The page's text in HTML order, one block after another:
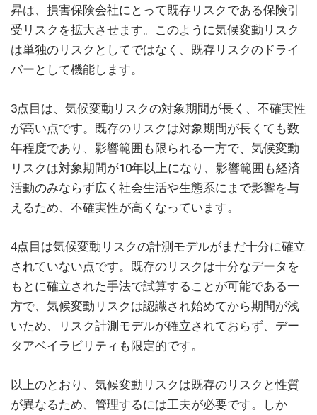
昇は、損害保険会社にとって既存リスクである保険引
受リスクを拡大させます。このように気候変動リスク
は単独のリスクとしてではなく、既存リスクのドライ
バーとして機能します。
3点目は、気候変動リスクの対象期間が長く、不確実性
が高い点です。既存のリスクは対象期間が長くても数
年程度であり、影響範囲も限られる一方で、気候変動
リスクは対象期間が10年以上になり、影響範囲も経済
活動のみならず広く社会生活や生態系にまで影響を与
えるため、不確実性が高くなっています。
4点目は気候変動リスクの計測モデルがまだ十分に確立
されていない点です。既存のリスクは十分なデータを
もとに確立された手法で試算することが可能である一
方で、気候変動リスクは認識され始めてから期間が浅
いため、リスク計測モデルが確立されておらず、デー
タアベイラビリティも限定的です。
以上のとおり、気候変動リスクは既存のリスクと性質
が異なるため、管理するには工夫が必要です。しか